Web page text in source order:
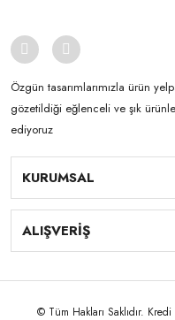
Özgün tasarımlarımızla ürün
gözetildiği eğlenceli ve şık
ediyoruz
KURUMSAL
ALIŞVERİŞ
© Tüm Hakları Saklıdır.